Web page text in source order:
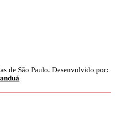
de São Paulo. Desenvolvido por: